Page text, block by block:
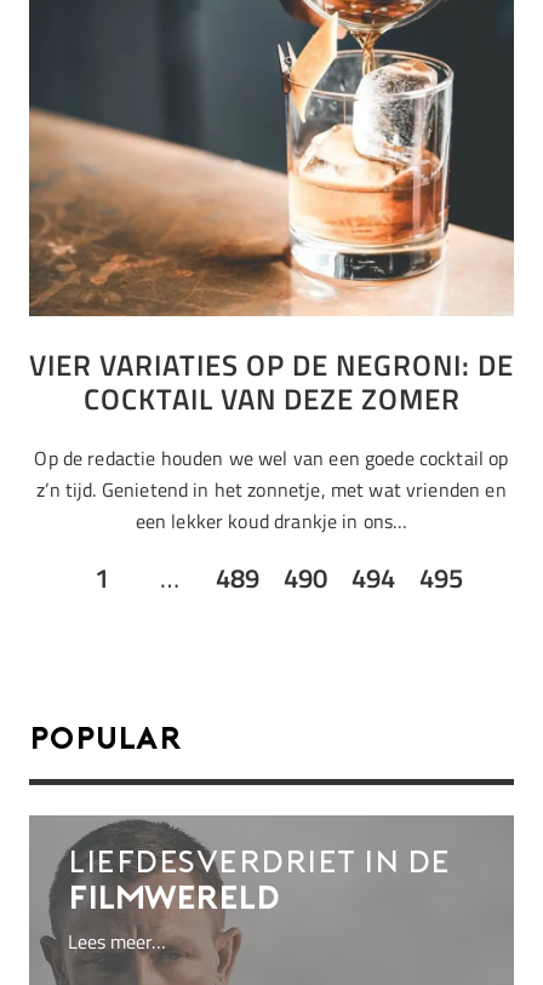
VIER VARIATIES OP DE NEGRONI: DE
COCKTAIL VAN DEZE ZOMER
Op de redactie houden we wel van een goede cocktail op
z’n tijd. Genietend in het zonnetje, met wat vrienden en
een lekker koud drankje in ons…
1 … 489 490 494 495
Popular
Liefdesverdriet in de
filmwereld
Lees meer…